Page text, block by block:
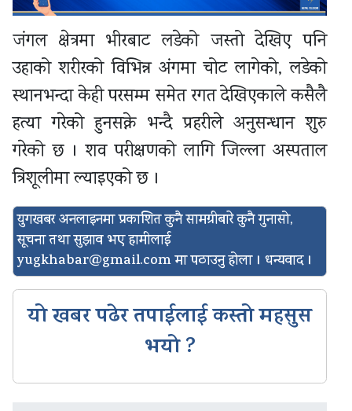
जंगल क्षेत्रमा भीरबाट लडेको जस्तो देखिए पनि
उहाको शरीरको विभिन्न अंगमा चोट लागेको, लडेको
स्थानभन्दा केही परसम्म समेत रगत देखिएकाले कसैलै
हत्या गरेको हुनसक्ने भन्दै प्रहरीले अनुसन्धान शुरु
गरेको छ । शव परीक्षणको लागि जिल्ला अस्पताल
त्रिशूलीमा ल्याइएको छ ।
युगखबर अनलाइनमा प्रकाशित कुनै सामग्रीबारे कुनै गुनासो,
सूचना तथा सुझाव भए हामीलाई
yugkhabar@gmail.comमा पठाउनु होला । धन्यवाद ।
यो खबर पढेर तपाईलाई कस्तो महसुस
भयो ?